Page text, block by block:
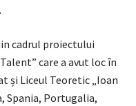
cadrul proiectului
care a avut loc în
și Liceul Teoretic „Ioan
Spania, Portugalia,